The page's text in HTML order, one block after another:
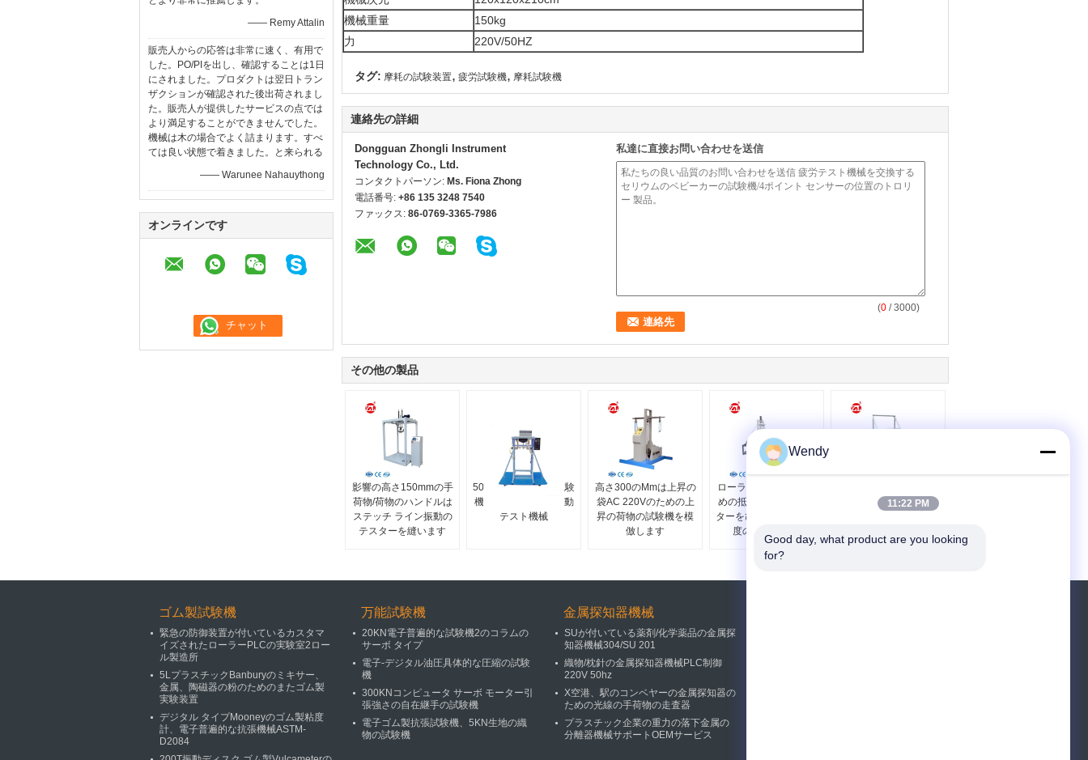
—— Remy Attalin
販売人からの応答は非常に速く、有用で
した。PO/PIを出し、確認することは1日
にされました。プロダクトは翌日トラン
ザクションが確認された後出荷されまし
た。販売人が提供したサービスの点では
より満足することができませんでした。
機械は木の場合でよく詰まります。すべ
ては良い状態で着きました。と来られる
—— Warunee Nahauythong
オンラインです
機械重量
150kg
力
220V/50HZ
タグ: 摩耗の試験装置, 疲労試験機, 摩耗試験機
連絡先の詳細
Dongguan Zhongli Instrument
Technology Co., Ltd.
コンタクトパーソン: Ms. Fiona Zhong
電話番号: +86 135 3248 7540
ファックス: 86-0769-3365-7986
私達に直接お問い合わせを送信
(0 / 3000)
その他の製品
影響の高さ150mmの手
荷物/荷物のハンドルは
ステッチ ライン振動の
テスターを縫います
50HZベビーカーの試験
機/ハンドバッグの振動
テスト機械
高さ300のMmは上昇の
袋AC 220Vのための上
昇の荷物の試験機を模
倣します
ローラー スケートのた
めの抵抗力があるテス
ターをひく45°テスト角
度の荷物の車輪
席調節を用いる荷物の
ゴム製試験機
緊急の防御装置が付いているカスタマ
イズされたローラーPLCの実験室2ロー
ル製造所
5LプラスチックBanburyのミキサー、
金属、陶磁器の粉のためのまたゴム製
実験装置
デジタル タイプMooneyのゴム製粘度
計、電子普遍的な抗張機械ASTM-
D2084
万能試験機
20KN電子普遍的な試験機2のコラムの
サーボ タイプ
電子-デジタル油圧具体的な圧縮の試験
機
300KNコンピュータ サーボ モーター引
張強さの自在継手の試験機
電子ゴム製抗張試験機、5KN生地の織
物の試験機
金属探知器機械
SUが付いている薬剤/化学薬品の金属探
知器機械304/SU 201
織物/枕針の金属探知器機械PLC制御
220V 50hz
X空港、駅のコンベヤーの金属探知器の
ための光線の手荷物の走査器
プラスチック企業の重力の落下金属の
分離器機械サポートOEMサービス
Wendy
11:22 PM
Good day, what product are you looking
for?